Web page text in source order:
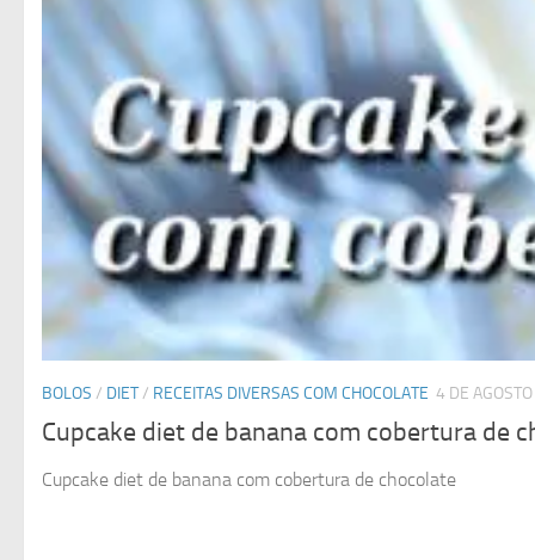
BOLOS / DIET/ RECEITAS DIVERSAS COM CHOCOLATE 4 DE
Cupcake diet de banana com cobertura de
Cupcake diet de banana com cobertura de chocolate